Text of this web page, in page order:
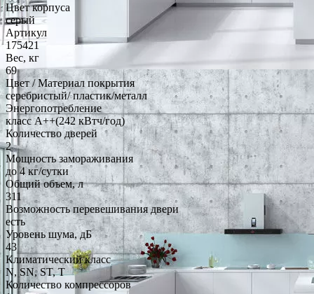
Цвет корпуса
серый
Артикул
175421
Вес, кг
69
Цвет / Материал покрытия
серебристый/ пластик/металл
Энергопотребление
класс A++(242 кВтч/год)
Количество дверей
2
Мощность замораживания
до 4 кг/cутки
Общий объем, л
311
Возможность перевешивания двери
есть
Уровень шума, дБ
43
Климатический класс
N, SN, ST, T
Количество компрессоров